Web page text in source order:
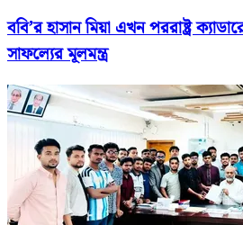
ববি’র হাসান মিয়া এখন পররাষ্ট্র
সাফল্যের মূলমন্ত্র